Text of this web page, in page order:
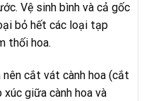
Vệ sinh bình và cả gốc
bỏ hết các loại tạp
thối hoa.
nên cắt vát cành hoa (cắt
giữa cành hoa và